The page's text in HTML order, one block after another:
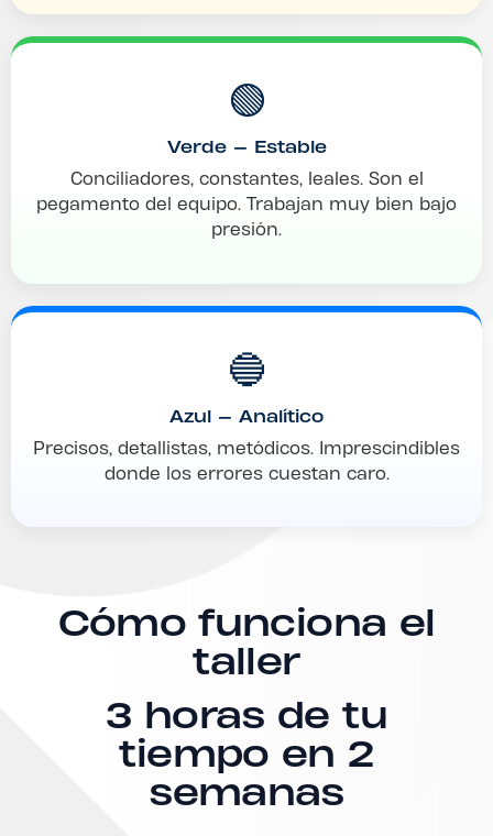
🟢
Verde — Estable
Conciliadores, constantes, leales. Son el
pegamento del equipo. Trabajan muy bien bajo
presión.
🔵
Azul — Analítico
Precisos, detallistas, metódicos. Imprescindibles
donde los errores cuestan caro.
Cómo funciona el
taller
3 horas de tu
tiempo en 2
semanas